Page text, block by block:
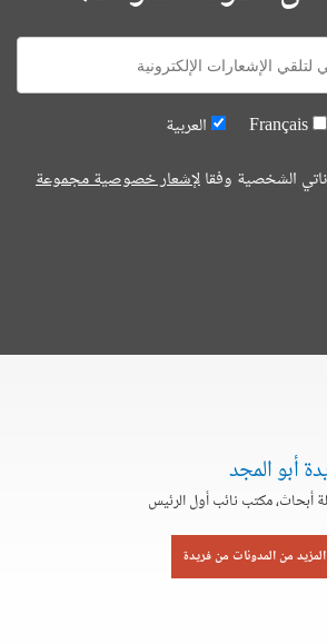
Français
العربية
الشخصية وفقالإشعار خصوصية مجموعة
أبو المجد
أبحاث، مكتب نائب أول الرئيس
المزيد من المدونات من فريدة